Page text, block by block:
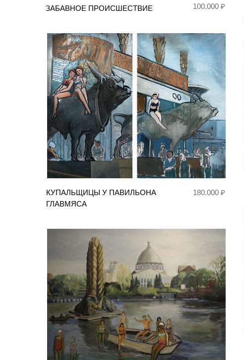
ЗАБАВНОЕ ПРОИСШЕСТВИЕ 100.000 ₽
КУПАЛЬЩИЦЫ У ПАВИЛЬОНА
ГЛАВМЯСА
180.000 ₽